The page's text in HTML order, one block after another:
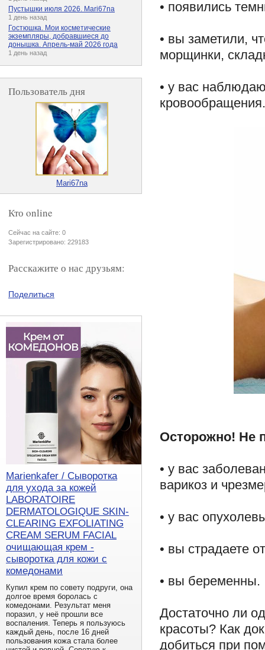
• появились
• вы заметили,
морщинки,
• у вас
кровообращения.
Осторожно! Не
• у вас
варикоз и
• у вас
• вы страдаете
• вы беременны.
Достаточно ли
красоты? Как
добиться при
Пустышки июля 2026. Mari67na
1 день назад
Гостюшка. Мои косметические
экземпляры, добравшиеся до
донышка. Апрель-май 2026 года
1 день назад
Пользователь дня
Mari67na
Кто online
Сейчас на сайте: 0
Зарегистрировано: 229183
Расскажите о нас друзьям:
Поделиться
Marienkafer / Сыворотка
для ухода за кожей
LABORATOIRE
DERMATOLOGIQUE SKIN-
CLEARING EXFOLIATING
CREAM SERUM FACIAL
очищающая крем -
сыворотка для кожи с
комедонами
Купил крем по совету подруги, она
долгое время боролась с
комедонами. Результат меня
поразил, у неё прошли все
воспаления. Теперь я пользуюсь
каждый день, после 16 дней
пользования кожа стала более